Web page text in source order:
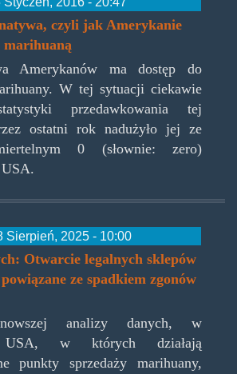
czyli jak Amerykanie
marihuaną
Amerykanów ma dostęp do
W tej sytuacji ciekawie
przedawkowania tej
ostatni rok nadużyło jej ze
0 (słownie: zero)
Sierpień, 2025 - 10:00
Otwarcie legalnych sklepów
ze spadkiem zgonów
analizy danych, w
USA, w których działają
punkty sprzedaży marihuany,